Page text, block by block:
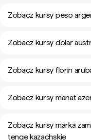
Zobacz kursy peso
Zobacz kursy dolar
Zobacz kursy florin
Zobacz kursy manat
Zobacz kursy marka
tenge kazachskie